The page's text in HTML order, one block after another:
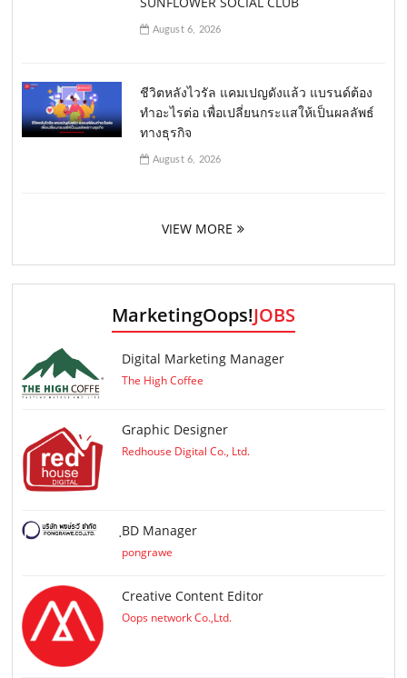
August 6, 2026
ชีวิตหลังไวรัล แคมเปญดังแล้ว แบรนด์ต้อง
ทำอะไรต่อ เพื่อเปลี่ยนกระแสให้เป็นผลลัพธ์
ทางธุรกิจ
August 6, 2026
VIEW MORE
MarketingOops!JOBS
Digital Marketing Manager
The High Coffee
Graphic Designer
Redhouse Digital Co., Ltd.
ฺBD Manager
pongrawe
Creative Content Editor
Oops network Co.,Ltd.